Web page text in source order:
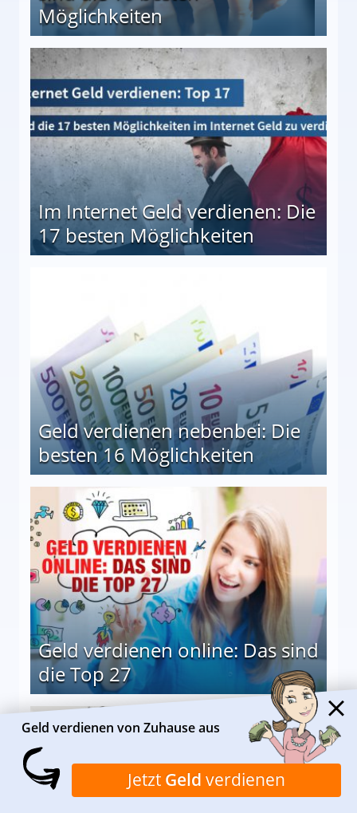
Möglichkeiten
besten Möglichkeiten
Im Internet Geld verdienen: Die
17 besten Möglichkeiten
Geld verdienen nebenbei: Die
besten 16 Möglichkeiten
Geld verdienen online: Das sind
die Top 27
Geld verdienen von Zuhause aus
Jetzt Geld verdienen